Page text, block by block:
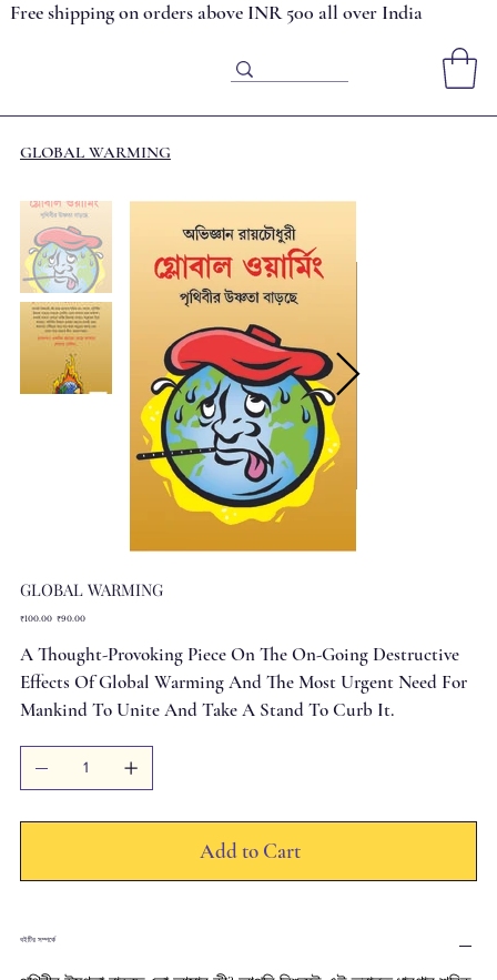
Free shipping on orders above INR 500 all over India
GLOBAL WARMING
GLOBAL WARMING
Original
₹100.00 Sale
₹90.00
A Thought-Provoking Piece On The On-Going Destructive
Effects Of Global Warming And The Most Urgent Need For
Mankind To Unite And Take A Stand To Curb It.
Add to Cart
বইটির সম্পর্কে